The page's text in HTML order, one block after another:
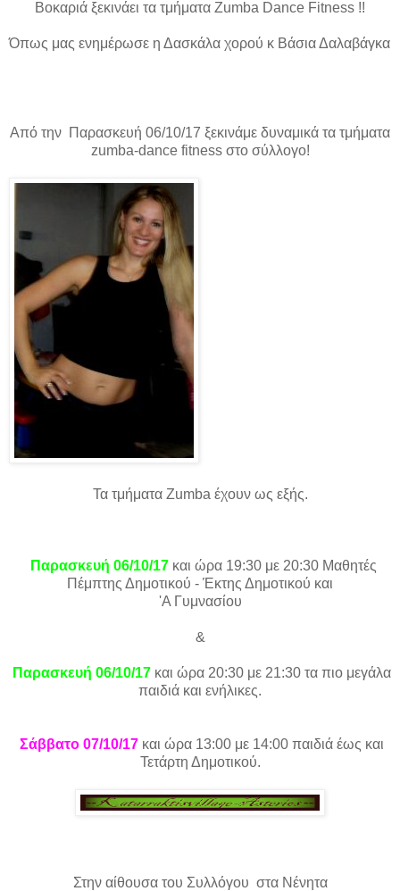
Βοκαριά ξεκινάει τα τμήματα Ζumba Dance Fitness !!
Όπως μας ενημέρωσε η Δασκάλα χορού κ Βάσια Δαλαβάγκα
Από την Παρασκευή 06/10/17 ξεκινάμε δυναμικά τα τμήματα
zumba-dance fitness στο σύλλογο!
Τα τμήματα Zumba έχουν ως εξής.
Παρασκευή 06/10/17 και ώρα 19:30 με 20:30 Μαθητές
Πέμπτης Δημοτικού - Έκτης Δημοτικού και
'Α Γυμνασίου
&
Παρασκευή 06/10/17 και ώρα 20:30 με 21:30 τα πιο μεγάλα
παιδιά και ενήλικες.
Σάββατο 07/10/17 και ώρα 13:00 με 14:00 παιδιά έως και
Τετάρτη Δημοτικού.
Στην αίθουσα του Συλλόγου στα Νένητα